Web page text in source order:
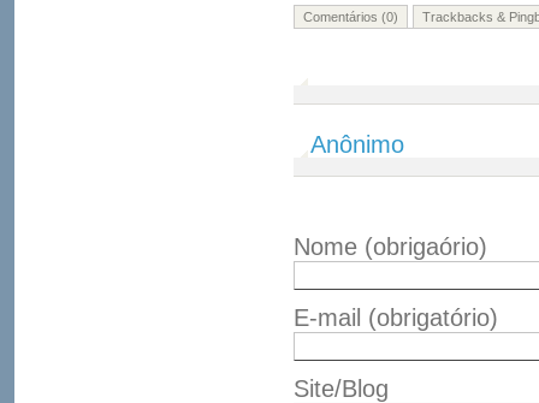
Comentários (0) Trackbacks &
Anônimo
Nome (obrigaório)
E-mail (obrigatório)
Site/Blog